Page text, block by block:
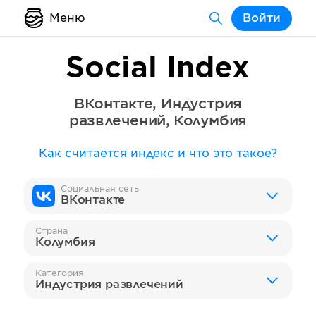
Меню Войти
Social Index
ВКонтакте, Индустрия
развлечений, Колумбия
Как считается индекс и что это такое?
Социальная сеть
ВКонтакте
Страна
Колумбия
Категория
Индустрия развлечений